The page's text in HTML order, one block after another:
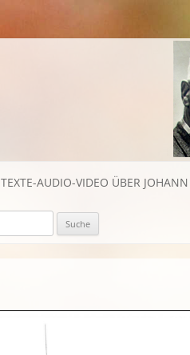
TEXTE-AUDIO-VIDEO ÜBER